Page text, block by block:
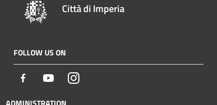
Città di Imperia
FOLLOW US ON
Facebook YoutubeInstagram